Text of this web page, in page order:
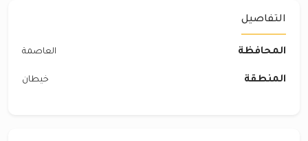
التفاصيل
المحافظة العاصمة
المنطقة خيطان